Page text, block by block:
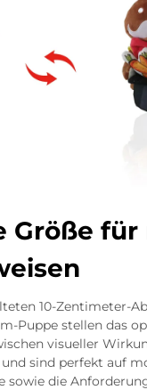
Größe für
10-Zentimeter-
Puppe stellen das
visueller
sind perfekt auf
sowie die